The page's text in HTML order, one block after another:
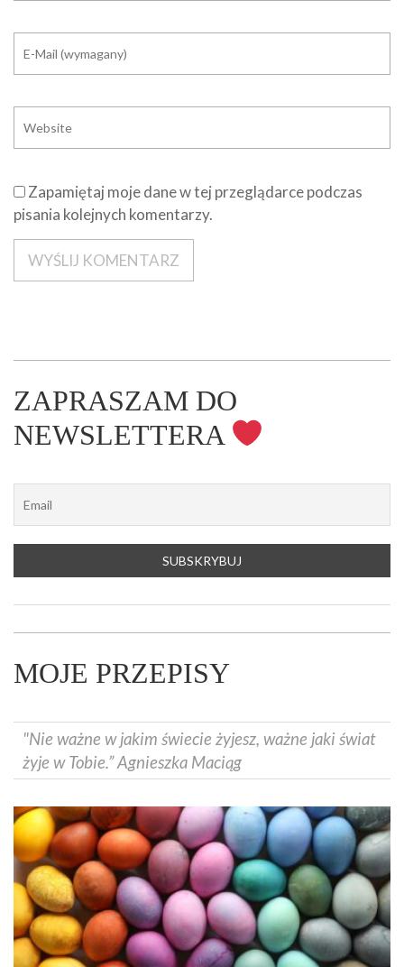
Zapamiętaj moje dane w tej przeglądarce podczas
pisania kolejnych komentarzy.
ZAPRASZAM DO
NEWSLETTERA
MOJE PRZEPISY
"Nie ważne w jakim świecie żyjesz, ważne jaki świat
żyje w Tobie.” Agnieszka Maciąg